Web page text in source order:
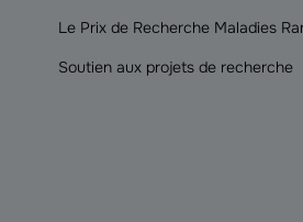
Le Prix de Recherche Maladies
Soutien aux projets de recherche